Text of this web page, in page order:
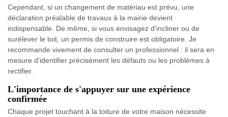
Cependant, si un changement de matériau est prévu, une
déclaration préalable de travaux à la mairie devient
indispensable. De même, si vous envisagez d'incliner ou de
surélever le toit, un permis de construire est obligatoire. Je
recommande vivement de consulter un professionnel : il sera en
mesure d'identifier précisément les défauts ou les problèmes à
rectifier.
L'importance de s'appuyer sur une expérience
confirmée
Chaque projet touchant à la toiture de votre maison nécessite